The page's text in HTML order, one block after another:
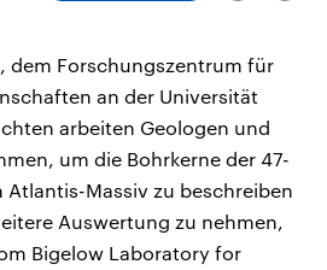
dem Forschungszentrum für
an der Universität
arbeiten Geologen und
um die Bohrkerne der 47-
Atlantis-Massiv zu beschreiben
Auswertung zu nehmen,
Bigelow Laboratory for